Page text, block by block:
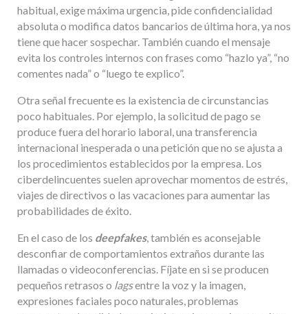
habitual, exige máxima urgencia, pide confidencialidad
absoluta o modifica datos bancarios de última hora, ya nos
tiene que hacer sospechar. También cuando el mensaje
evita los controles internos con frases como “hazlo ya”, “no
comentes nada” o “luego te explico”.
Otra señal frecuente es la existencia de circunstancias
poco habituales. Por ejemplo, la solicitud de pago se
produce fuera del horario laboral, una transferencia
internacional inesperada o una petición que no se ajusta a
los procedimientos establecidos por la empresa. Los
ciberdelincuentes suelen aprovechar momentos de estrés,
viajes de directivos o las vacaciones para aumentar las
probabilidades de éxito.
En el caso de los deepfakes, también es aconsejable
desconfiar de comportamientos extraños durante las
llamadas o videoconferencias. Fíjate en si se producen
pequeños retrasos o lagsentre la voz y la imagen,
expresiones faciales poco naturales, problemas